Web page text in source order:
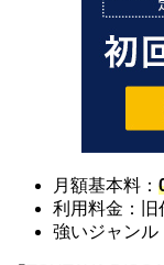
月額基本料：
利用料金：旧
強いジャンル